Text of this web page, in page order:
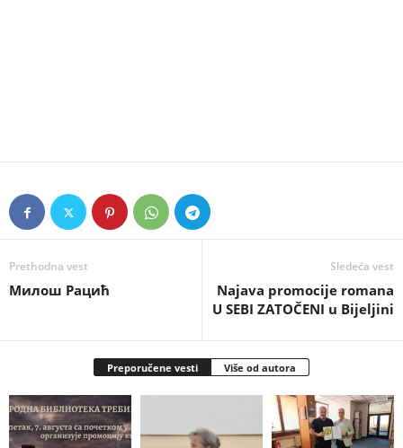
Prethodna vest
Милош Рацић
Sledeća vest
Najava promocije romana
U SEBI ZATOČENI u Bijeljini
Preporučene vesti Više od autora